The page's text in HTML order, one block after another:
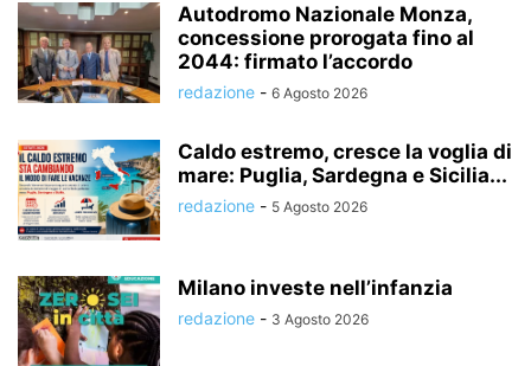
Autodromo Nazionale Monza,
concessione prorogata fino al
2044: firmato l’accordo
redazione - 6 Agosto 2026
Caldo estremo, cresce la voglia di
mare: Puglia, Sardegna e Sicilia...
redazione - 5 Agosto 2026
Milano investe nell’infanzia
redazione - 3 Agosto 2026